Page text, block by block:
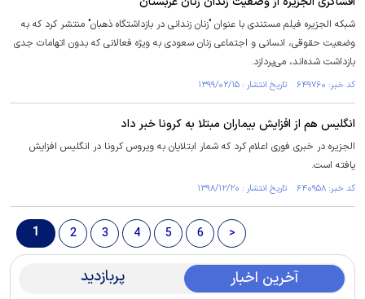
شبکه الجزیره فیلم مستندی با عنوان "زنان زندانی در بازداشتگاه ذهبان" منتشر کرد که به
وضعیت حقوقی، انسانی و اجتماعی زنان سعودی به ویژه فعالانی که بدون اتهامات جدی
بازداشت شده‌اند،‌ می‌پردازد.
کد خبر: ۶۴۹۷۶۰ تاریخ انتشار : ۱۳۹۹/۰۲/۱۵
انگلیس هم از افزایش بیماران مبتلا به کرونا خبر داد
الجزیره در خبری فوری اعلام کرد که شمار ابتلایان به ویروس کرونا در انگلیس افزایش
یافته است.
کد خبر: ۶۴۰۹۵۸ تاریخ انتشار : ۱۳۹۸/۱۲/۲۰
1 2 3 4 5 6 >
آخرین اخبار پربازدید